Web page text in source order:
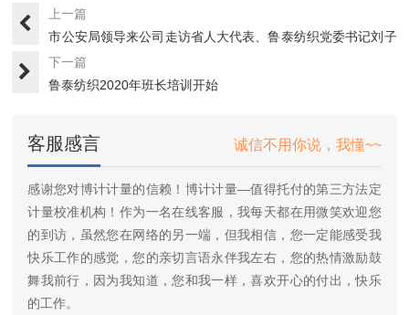
上一篇
市公安局领导来公司走访省人大代表、鲁泰纺织党委书记刘子
斌
下一篇
鲁泰纺织2020年班长培训开始
客服感言 诚信不用你说，我懂~~
感谢您对博计计量的信赖！博计计量—值得托付的第三方法定
计量校准机构！作为一名在线客服，我每天都在用微笑欢迎您
的到访，虽然您在网络的另一端，但我相信，您一定能感受我
快乐工作的感觉，您的亲切言语永伴我左右，您的热情激励鼓
舞我前行，因为我知道，您和我一样，喜欢开心的付出，快乐
的工作。